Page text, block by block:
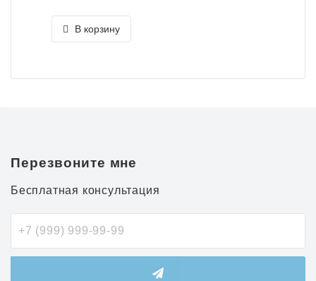
В корзину
Перезвоните мне
Бесплатная консультация